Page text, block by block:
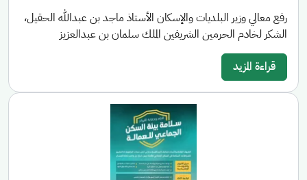
رفع معالي وزير البلديات والإسكان الأستاذ ماجد بن عبدالله الحقيل،
الشكر لخادم الحرمين الشريفين الملك سلمان بن عبدالعزيز
قراءة المزيد